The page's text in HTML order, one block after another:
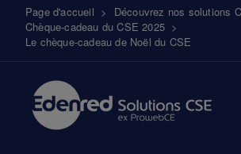
Fil
d'Ariane
Page d'accueil > Découvrez nos solutions
Chèque-cadeau du CSE 2025 >
Le chèque-cadeau de Noël du CSE